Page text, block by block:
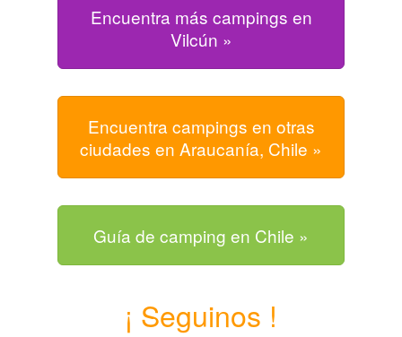
Encuentra más campings en
Vilcún »
Encuentra campings en otras
ciudades en Araucanía, Chile »
Guía de camping en Chile »
¡ Seguinos !